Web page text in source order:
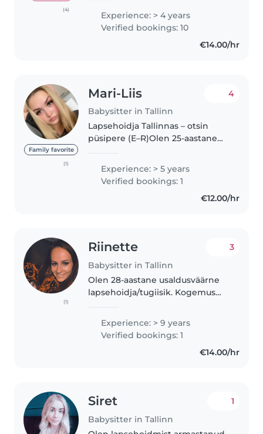
(4)
üsna mängulise kasvatusstiiliga -
meeldib palju lastega joosta..
Experience: > 4 years
Verified bookings: 10
€14.00/hr
Family favorite
(1)
Mari-Liis
Babysitter in Tallinn
4
Lapsehoidja Tallinnas – otsin
püsipere (E–R)Olen 25-aastane
minu teekond lastega sai alguse
juba 10-aastaselt, kui hoidsin oma
nooremat venda ja õe pisikesi...
Experience: > 5 years
Verified bookings: 1
€12.00/hr
(1)
Riinette
Babysitter in Tallinn
3
Olen 28-aastane usaldusväärne
lapsehoidja/tugiisik. Kogemus
perede soovitused ja positiivne
tagasiside! Läbinud mitmeid
laste arengu ja kasvatuse..
Experience: > 9 years
Verified bookings: 1
€14.00/hr
Siret
Babysitter in Tallinn
1